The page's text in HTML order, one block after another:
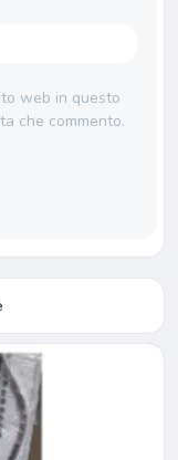
web in questo
che commento.